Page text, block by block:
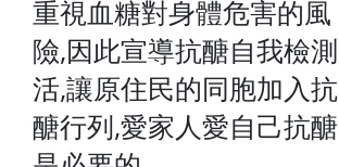
重視血糖對身體危害的風
險,因此宣導抗醣自我檢測
活,讓原住民的同胞加入抗
醣行列,愛家人愛自己抗醣